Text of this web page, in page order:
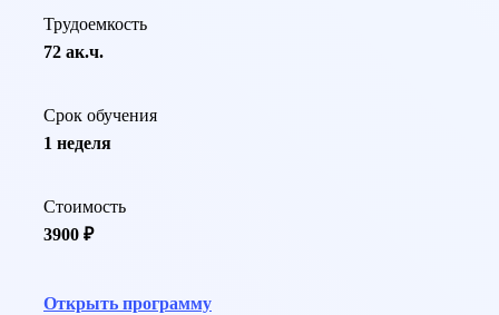
Трудоемкость
72 ак.ч.
Срок обучения
1 неделя
Стоимость
3900 ₽
Открыть программу